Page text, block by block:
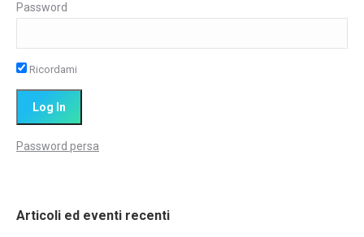
Password
Ricordami
Password persa
Articoli ed eventi recenti